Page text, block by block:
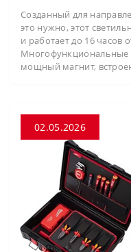
Созданный для
это нужно, этот
и работает до 16 часов
Многофункциональные
мощный магнит,
02.05.2026